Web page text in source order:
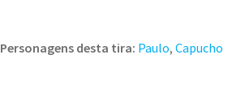
Personagens desta tira: Paulo,Capucho